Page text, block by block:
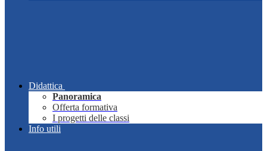
Didattica
Panoramica
Offerta formativa
I progetti delle classi
Info utili